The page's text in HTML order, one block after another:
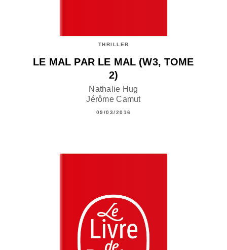
THRILLER
LE MAL PAR LE MAL (W3, TOME
2)
Nathalie Hug
Jérôme Camut
09/03/2016